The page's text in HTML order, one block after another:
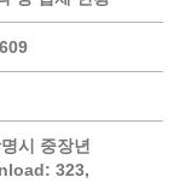
609
시 중장년
323,